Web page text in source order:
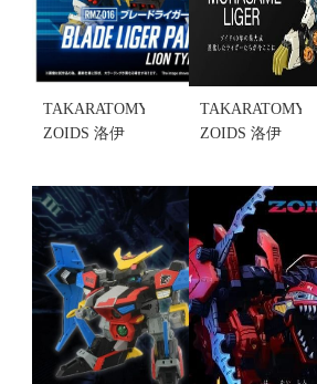
TAKARATOMY
ZOIDS 洛伊
超重劍長牙
獅裝甲型(不
挑盒況)(售完
缺貨...
售價:0
TAKARATOMY
ZOIDS 洛伊
03EX 村雨長
牙獅(不挑盒
況)(售完缺
貨...
售價:0